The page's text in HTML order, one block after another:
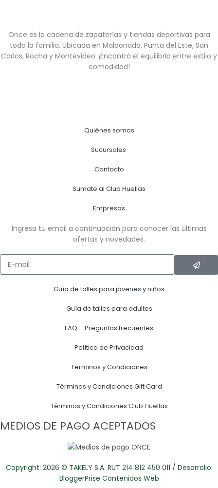
Once es la cadena de zapaterías y tiendas deportivas para
toda la familia. Ubicada en Maldonado, Punta del Este, San
Carlos, Rocha y Montevideo. ¡Encontrá el equilibrio entre estilo y
comodidad!
Quiénes somos
Sucursales
Contacto
Sumate al Club Huellas
Empresas
Ingresa tu email a continuación para conocer las últimas
ofertas y novedades.
Guía de talles para jóvenes y niños
Guía de talles para adultos
FAQ – Preguntas frecuentes
Política de Privacidad
Términos y Condiciones
Términos y Condiciones Gift Card
Términos y Condiciones Club Huellas
MEDIOS DE PAGO ACEPTADOS
Copyright: 2026 © TAKELY S.A. RUT 214 812 450 011 / Desarrollo:
BloggerPrise Contenidos Web